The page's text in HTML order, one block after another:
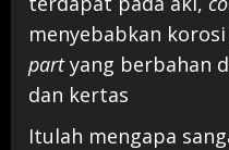
menyebabkan
partyang berbahan
dan kertas
Itulah mengapa